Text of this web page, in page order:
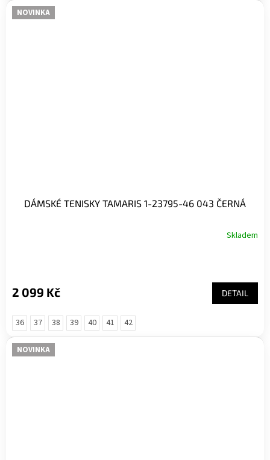
NOVINKA
DÁMSKÉ TENISKY TAMARIS 1-23795-46 043 ČERNÁ
Skladem
2 099 Kč DETAIL
36 37 38 39 40 41 42
NOVINKA